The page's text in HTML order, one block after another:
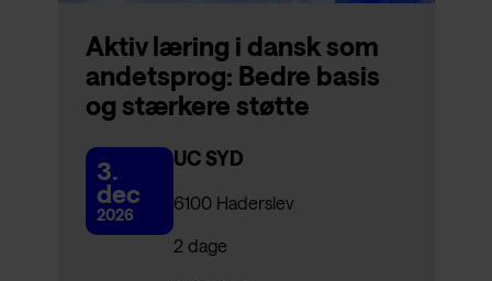
Aktiv læring i dansk som
andetsprog: Bedre basis
og stærkere støtte
3.
dec
2026
UC SYD
6100 Haderslev
2 dage